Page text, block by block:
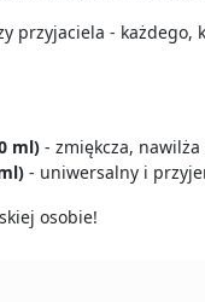
przyjaciela -
ml) - zmiękcza,
- uniwersalny i
osobie!